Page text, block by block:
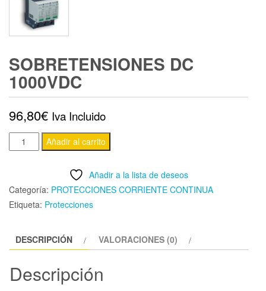
SOBRETENSIONES DC
1000VDC
96,80€ Iva Incluido
Sobretensiones
DC
Añadir al carrito
Añadir a la lista de deseos
Categoría: PROTECCIONES CORRIENTE CONTINUA
Etiqueta: Protecciones
DESCRIPCIÓN VALORACIONES (0)
Descripción